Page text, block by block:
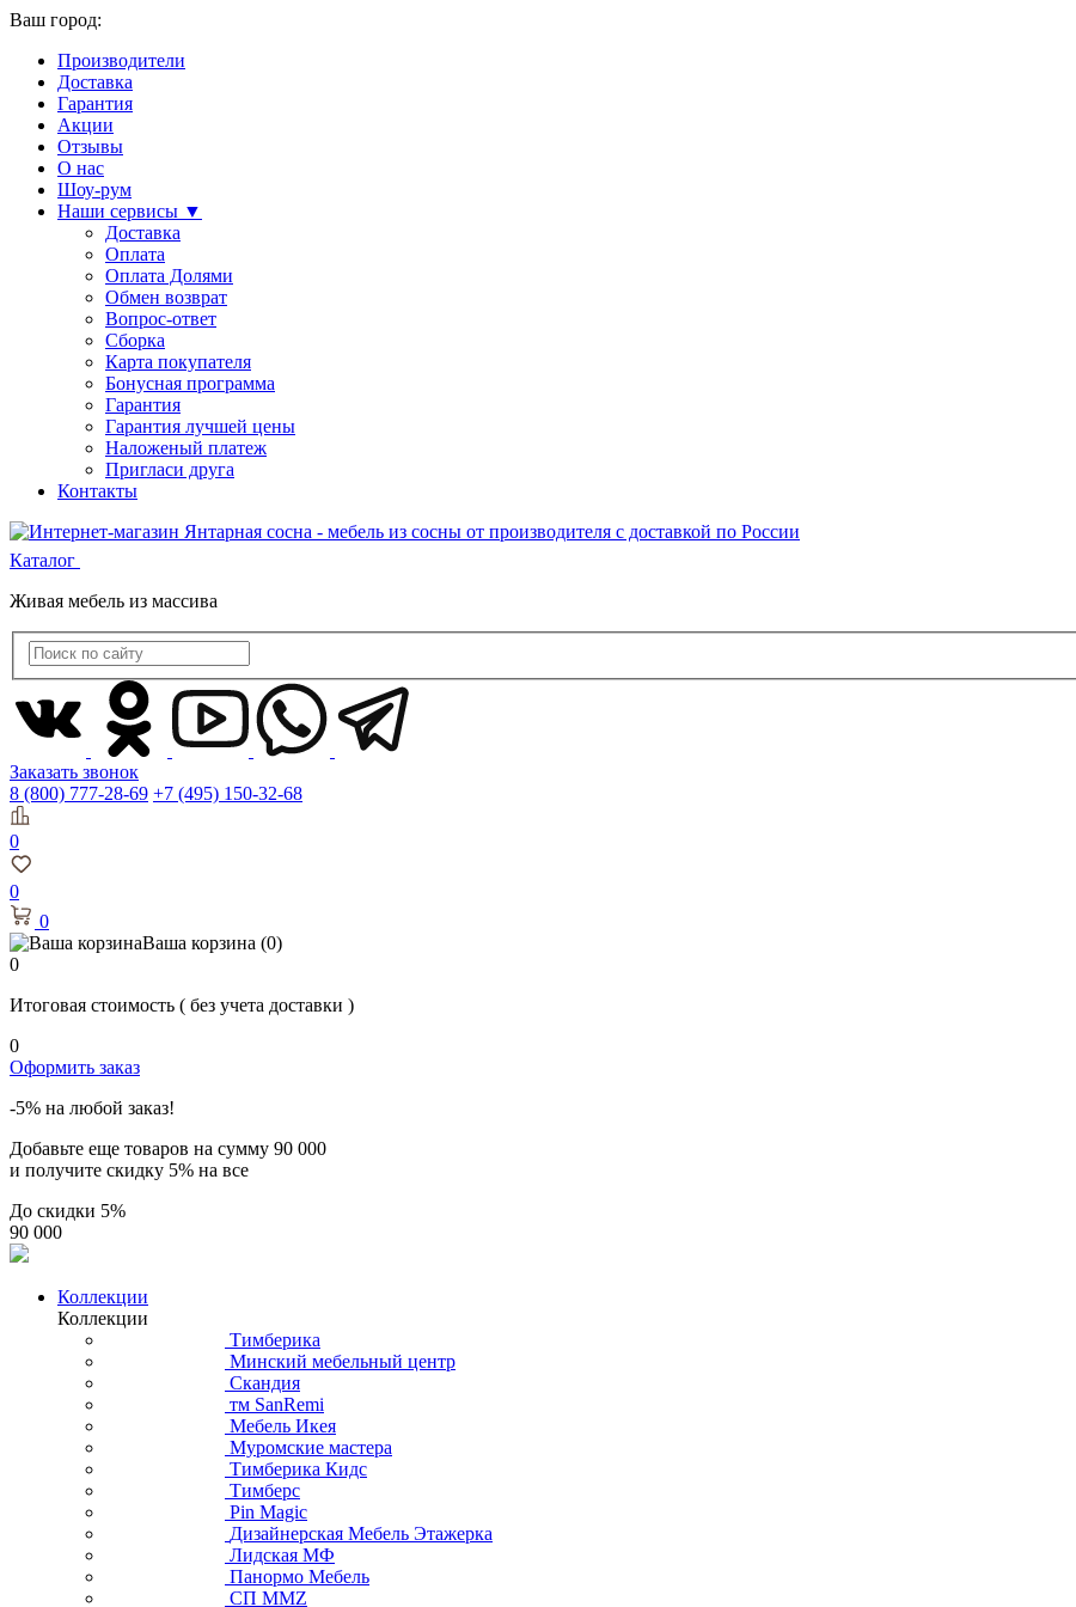
Ваш город:
Производители
Доставка
Гарантия
Акции
Отзывы
О нас
Шоу-рум
Наши сервисы ▼
Доставка
Оплата
Оплата Долями
Обмен возврат
Вопрос-ответ
Сборка
Карта покупателя
Бонусная программа
Гарантия
Гарантия лучшей цены
Наложеный платеж
Пригласи друга
Контакты
Каталог
Живая мебель из массива
Заказать звонок
8 (800) 777-28-69 +7 (495) 150-32-68
0
0
0
Ваша корзина (0)
0
Итоговая стоимость ( без учета доставки )
0
Оформить заказ
-5% на любой заказ!
Добавьте еще товаров на сумму 90 000
и получите скидку 5% на все
До скидки 5%
90 000
Коллекции
Коллекции
Тимберика
Минский мебельный центр
Скандия
тм SanRemi
Мебель Икея
Муромские мастера
Тимберика Кидс
Тимберс
Pin Magic
Дизайнерская Мебель Этажерка
Лидская МФ
Панормо Мебель
СП ММZ